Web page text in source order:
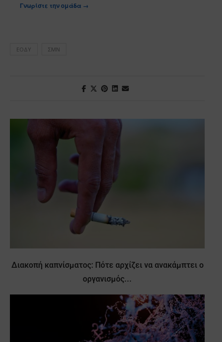
Γνωρίστε την ομάδα →
ΕΟΔΥ ΣΜΝ
Διακοπή καπνίσματος: Πότε αρχίζει να ανακάμπτει ο
οργανισμός...